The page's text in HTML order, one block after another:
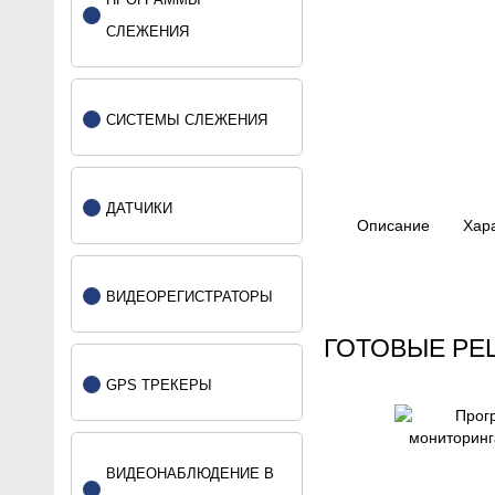
СЛЕЖЕНИЯ
СИСТЕМЫ СЛЕЖЕНИЯ
ДАТЧИКИ
ВИДЕОРЕГИСТРАТОРЫ
GPS ТРЕКЕРЫ
ВИДЕОНАБЛЮДЕНИЕ В
Описание
ГОТОВЫЕ